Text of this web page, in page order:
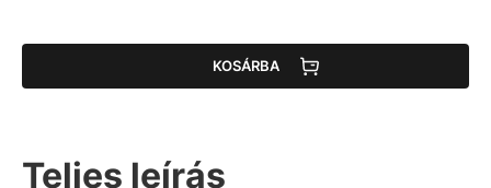
KOSÁRBA
Teljes leírás